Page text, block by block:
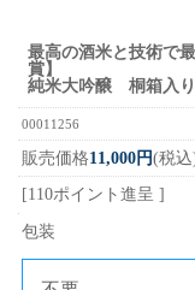
最高の酒米と技術
賞】
純米大吟醸 桐箱入
00011256
販売価格11,000円(税込
[110ポイント進呈 ]
包装